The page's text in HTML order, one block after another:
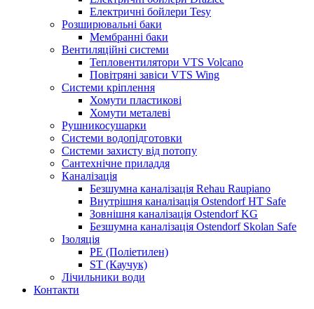
Електричні бойлери Tesy
Розширювальні баки
Мембранні баки
Вентиляційні системи
Тепловентилятори VTS Volcano
Повітряні завіси VTS Wing
Системи кріплення
Хомути пластикові
Хомути металеві
Рушникосушарки
Системи водопідготовки
Системи захисту від потопу
Сантехнічне приладдя
Каналізація
Безшумна каналізація Rehau Raupiano
Внутрішня каналізація Ostendorf HT Safe
Зовнішня каналізація Ostendorf KG
Безшумна каналізація Ostendorf Skolan Safe
Ізоляція
PE (Поліетилен)
ST (Каучук)
Лічильники води
Контакти